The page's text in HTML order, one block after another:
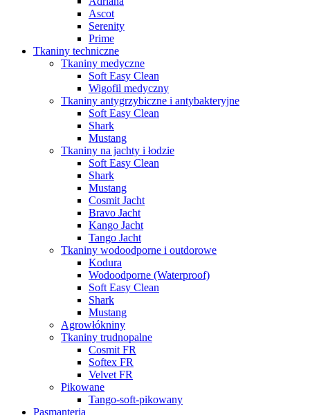
Ascot
Serenity
Prime
Tkaniny techniczne
Tkaniny medyczne
Soft Easy Clean
Wigofil medyczny
Tkaniny antygrzybiczne i antybakteryjne
Soft Easy Clean
Shark
Mustang
Tkaniny na jachty i łodzie
Soft Easy Clean
Shark
Mustang
Cosmit Jacht
Bravo Jacht
Kango Jacht
Tango Jacht
Tkaniny wodoodporne i outdorowe
Kodura
Wodoodporne (Waterproof)
Soft Easy Clean
Shark
Mustang
Agrowłókniny
Tkaniny trudnopalne
Cosmit FR
Softex FR
Velvet FR
Pikowane
Tango-soft-pikowany
Pasmanteria